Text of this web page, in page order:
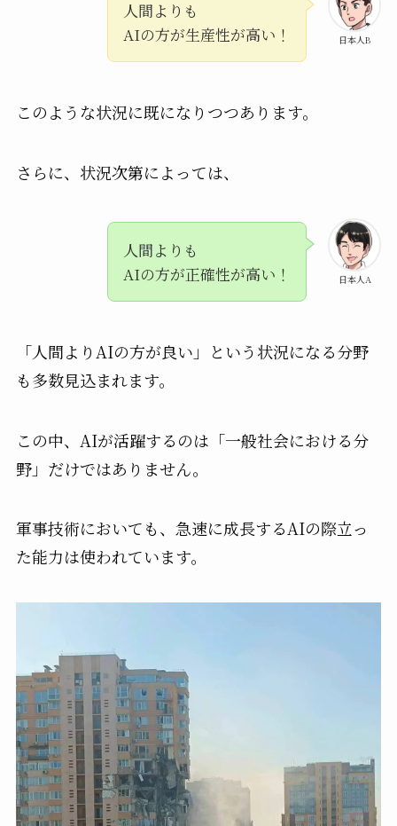
日本人B
人間よりも
AIの方が生産性が高い！
このような状況に既になりつつあります。
さらに、状況次第によっては、
日本人A
人間よりも
AIの方が正確性が高い！
「人間よりAIの方が良い」という状況になる分野
も多数見込まれます。
この中、AIが活躍するのは「一般社会における分
野」だけではありません。
軍事技術においても、急速に成長するAIの際立っ
た能力は使われています。